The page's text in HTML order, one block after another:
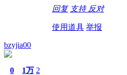
回复 支持 反对
使用道具 举报
bzyjia00
0 1万 2